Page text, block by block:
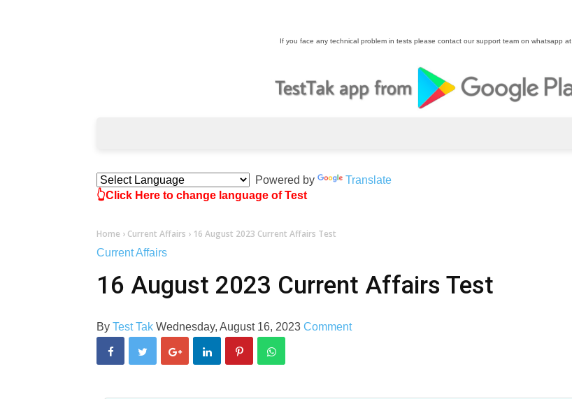
If you face any technical problem in tests please contact our support team on whatsapp at
Powered by
Translate
👆Click Here to change language of Test
Home › Current Affairs › 16 August 2023 Current Affairs Test
Current Affairs
16 August 2023 Current Affairs Test
By Test Tak Wednesday, August 16, 2023 Comment